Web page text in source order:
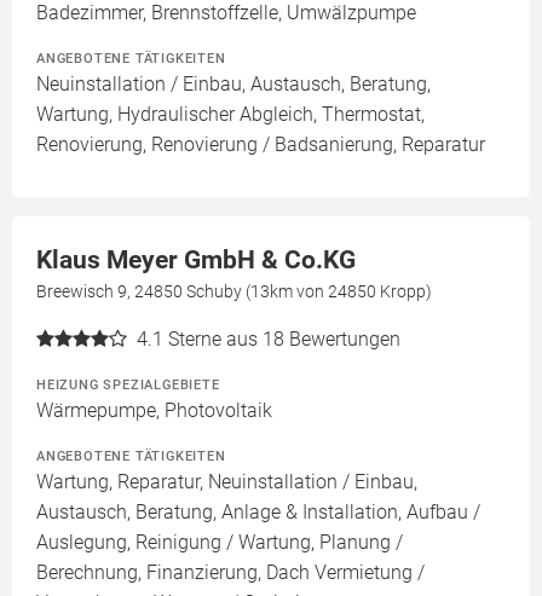
Badezimmer, Brennstoffzelle, Umwälzpumpe
ANGEBOTENE TÄTIGKEITEN
Neuinstallation / Einbau, Austausch, Beratung,
Wartung, Hydraulischer Abgleich, Thermostat,
Renovierung, Renovierung / Badsanierung, Reparatur
Klaus Meyer GmbH & Co.KG
Breewisch 9, 24850 Schuby (13km von 24850 Kropp)
4.1 Sterne aus 18 Bewertungen
HEIZUNG SPEZIALGEBIETE
Wärmepumpe, Photovoltaik
ANGEBOTENE TÄTIGKEITEN
Wartung, Reparatur, Neuinstallation / Einbau,
Austausch, Beratung, Anlage & Installation, Aufbau /
Auslegung, Reinigung / Wartung, Planung /
Berechnung, Finanzierung, Dach Vermietung /